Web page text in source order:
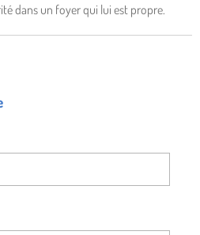
dans un foyer qui lui est propre.